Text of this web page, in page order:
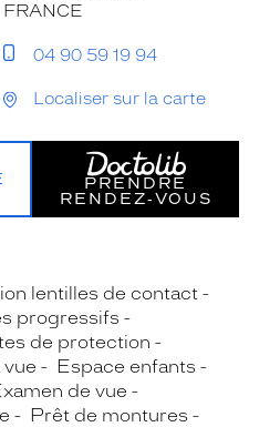
FRANCE
04 90 59 19 94
Localiser sur la carte
PRENDRE
RENDEZ‑VOUS
lentilles de contact
progressifs
de protection
Espace enfants
de vue
Prêt de montures